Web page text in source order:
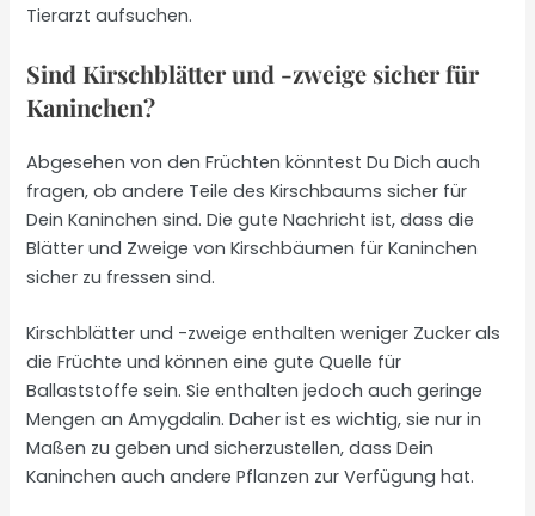
Tierarzt aufsuchen.
Sind Kirschblätter und -zweige sicher für
Kaninchen?
Abgesehen von den Früchten könntest Du Dich auch
fragen, ob andere Teile des Kirschbaums sicher für
Dein Kaninchen sind. Die gute Nachricht ist, dass die
Blätter und Zweige von Kirschbäumen für Kaninchen
sicher zu fressen sind.
Kirschblätter und -zweige enthalten weniger Zucker als
die Früchte und können eine gute Quelle für
Ballaststoffe sein. Sie enthalten jedoch auch geringe
Mengen an Amygdalin. Daher ist es wichtig, sie nur in
Maßen zu geben und sicherzustellen, dass Dein
Kaninchen auch andere Pflanzen zur Verfügung hat.